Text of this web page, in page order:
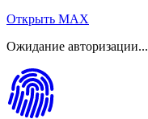
Открыть MAX
Ожидание авторизации...